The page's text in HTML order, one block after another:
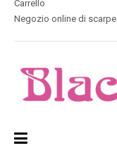
Carrello
Negozio online di scarpe